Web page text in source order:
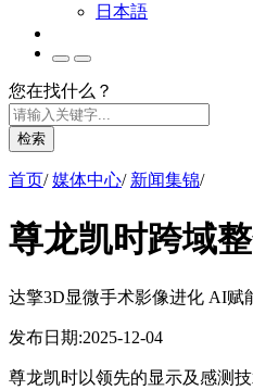
日本語
您在找什么？
检索
首页/ 媒体中心/ 新闻集锦/
尊龙凯时跨域
达擎3D显微手术影像进化 AI赋
发布日期:2025-12-04
尊龙凯时以领先的显示及感测